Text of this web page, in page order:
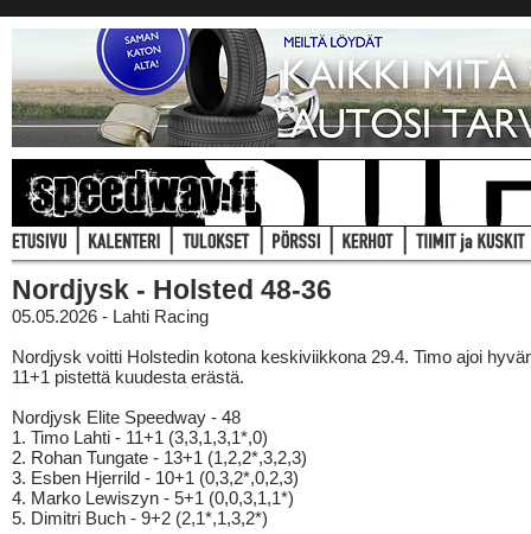
Nordjysk - Holsted 48-36
05.05.2026 - Lahti Racing
Nordjysk voitti Holstedin kotona keskiviikkona 29.4. Timo ajoi
11+1 pistettä kuudesta erästä.
Nordjysk Elite Speedway - 48
1. Timo Lahti - 11+1 (3,3,1,3,1*,0)
2. Rohan Tungate - 13+1 (1,2,2*,3,2,3)
3. Esben Hjerrild - 10+1 (0,3,2*,0,2,3)
4. Marko Lewiszyn - 5+1 (0,0,3,1,1*)
5. Dimitri Buch - 9+2 (2,1*,1,3,2*)